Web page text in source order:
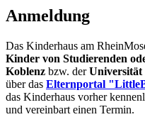
Anmeldung
Das Kinderhaus am
Kinder von Studierenden
Koblenz bzw. derUniversität
über das Elternportal
das Kinderhaus vorher
und vereinbart einen Termin.